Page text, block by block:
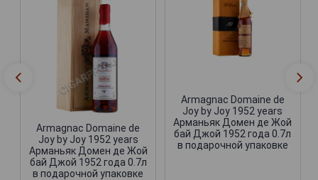
Armagnac Domaine de
Joy by Joy 1952 years
Арманьяк Домен де Жой
бай Джой 1952 года 0.7л
в подарочной упаковке
Armagnac Domaine de
Joy by Joy 1952 years
Арманьяк Домен де Жой
бай Джой 1952 года 0.7л
в подарочной упаковке